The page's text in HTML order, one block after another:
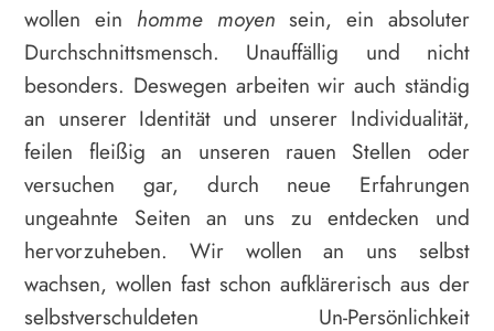
wollen ein homme moyen sein, ein absoluter
Durchschnittsmensch. Unauffällig und nicht
besonders. Deswegen arbeiten wir auch ständig
an unserer Identität und unserer Individualität,
feilen fleißig an unseren rauen Stellen oder
versuchen gar, durch neue Erfahrungen
ungeahnte Seiten an uns zu entdecken und
hervorzuheben. Wir wollen an uns selbst
wachsen, wollen fast schon aufklärerisch aus der
selbstverschuldeten Un-Persönlichkeit